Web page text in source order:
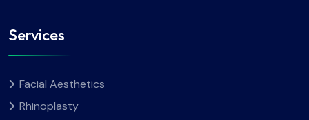
Services
Facial Aesthetics
Rhinoplasty